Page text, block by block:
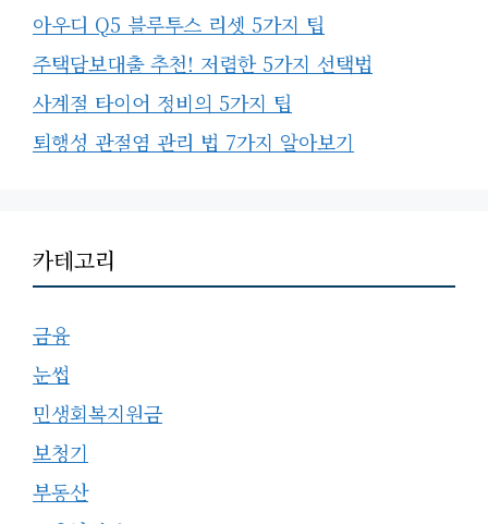
아우디 Q5 블루투스 리셋 5가지 팁
주택담보대출 추천! 저렴한 5가지 선택법
사계절 타이어 정비의 5가지 팁
퇴행성 관절염 관리 법 7가지 알아보기
카테고리
금융
눈썹
민생회복지원금
보청기
부동산